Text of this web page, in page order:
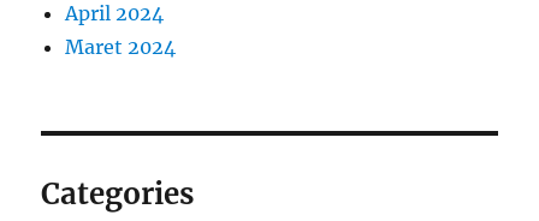
April 2024
Maret 2024
Categories